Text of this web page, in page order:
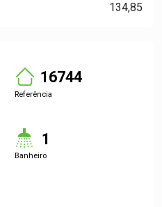
134,85
16744
Referência
1
Banheiro